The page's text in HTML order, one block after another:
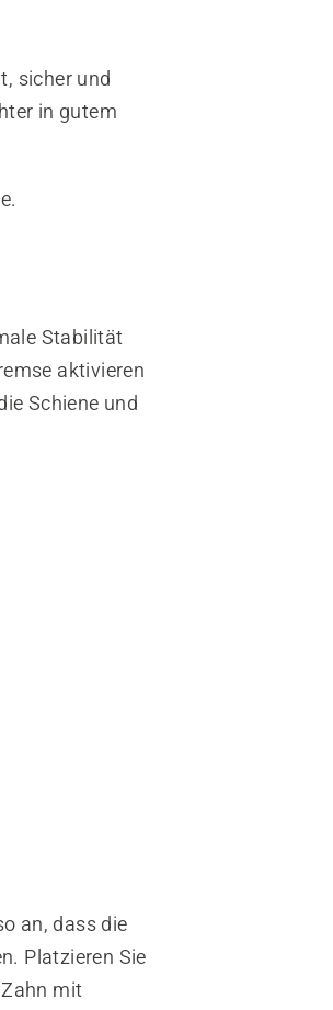
sicher und
in gutem
Stabilität
aktivieren
Schiene und
an, dass die
Platzieren Sie
mit